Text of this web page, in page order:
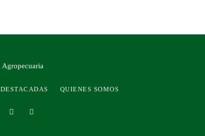
DESTACADAS QUIENES SOMOS